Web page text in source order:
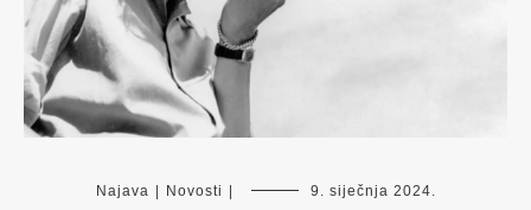
Najava Novosti 9. siječnja 2024.